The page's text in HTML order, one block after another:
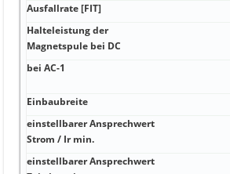
Ausfallrate [FIT]
Halteleistung der
Magnetspule bei DC
bei AC-1
Einbaubreite
einstellbarer Ansprechwert
Strom / Ir min.
einstellbarer Ansprechwert